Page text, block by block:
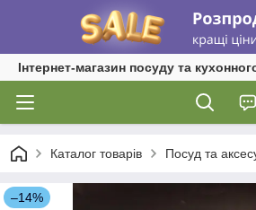
Інтернет-магазин посуду та
Каталог товарів Посуд та
–14%